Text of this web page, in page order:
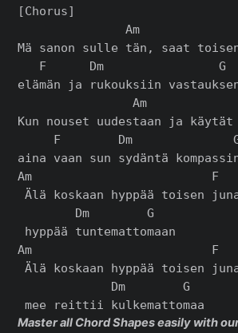
[Chorus]
               Am
Mä sanon sulle tän, saat
   F      Dm                G
elämän ja rukouksiin
                Am
Kun nouset uudestaan ja käytät
F        Dm
aina vaan sun sydäntä
Am                         F
Älä koskaan hyppää toisen
        Dm        G
hyppää tuntemattomaan
Am                         F
Älä koskaan hyppää toisen
             Dm        G
Master all Chord Shapes easily with